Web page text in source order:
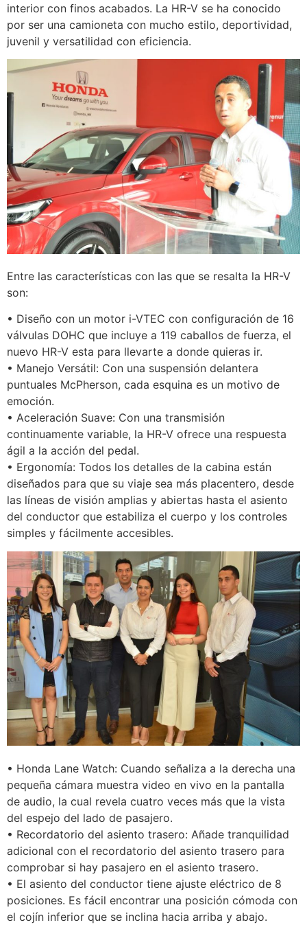
interior con finos acabados. La HR-V se ha conocido
por ser una camioneta con mucho estilo, deportividad,
juvenil y versatilidad con eficiencia.
Entre las características con las que se resalta la HR-V
son:
• Diseño con un motor i-VTEC con configuración de 16
válvulas DOHC que incluye a 119 caballos de fuerza, el
nuevo HR-V esta para llevarte a donde quieras ir.
• Manejo Versátil: Con una suspensión delantera
puntuales McPherson, cada esquina es un motivo de
emoción.
• Aceleración Suave: Con una transmisión
continuamente variable, la HR-V ofrece una respuesta
ágil a la acción del pedal.
• Ergonomía: Todos los detalles de la cabina están
diseñados para que su viaje sea más placentero, desde
las líneas de visión amplias y abiertas hasta el asiento
del conductor que estabiliza el cuerpo y los controles
simples y fácilmente accesibles.
• Honda Lane Watch: Cuando señaliza a la derecha una
pequeña cámara muestra video en vivo en la pantalla
de audio, la cual revela cuatro veces más que la vista
del espejo del lado de pasajero.
• Recordatorio del asiento trasero: Añade tranquilidad
adicional con el recordatorio del asiento trasero para
comprobar si hay pasajero en el asiento trasero.
• El asiento del conductor tiene ajuste eléctrico de 8
posiciones. Es fácil encontrar una posición cómoda con
el cojín inferior que se inclina hacia arriba y abajo.